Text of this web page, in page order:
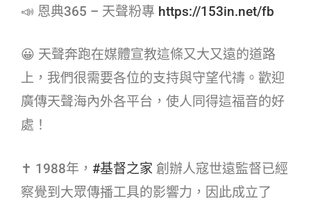
📣 恩典365 – 天聲粉專 https://153in.net/fb
😀 天聲奔跑在媒體宣教這條又大又遠的道路
上，我們很需要各位的支持與守望代禱。歡迎
廣傳天聲海內外各平台，使人同得這福音的好
處！
✝ 1988年， #基督之家​ 創辦人寇世遠監督已經
察覺到大眾傳播工具的影響力，因此成立了